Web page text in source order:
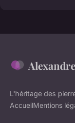
L'héritage des
AccueilMentions